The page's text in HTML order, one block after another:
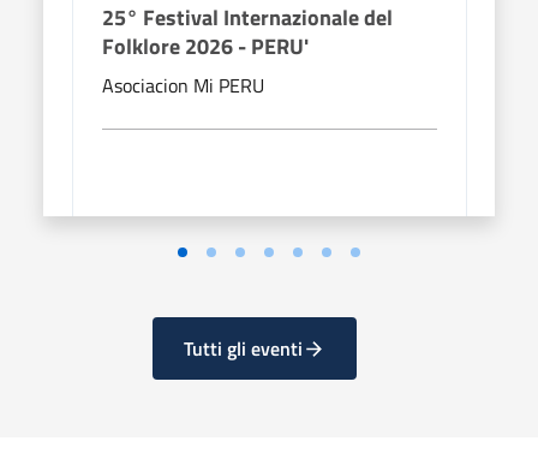
25° Festival Internazionale del
Folklore 2026 - PERU'
Asociacion Mi PERU
Tutti gli eventi